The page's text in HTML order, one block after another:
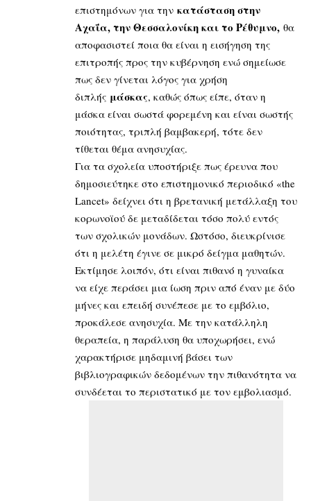
επιστημόνων για την κατάσταση στην
Αχαΐα, την Θεσσαλονίκη και το Ρέθυμνο, θα
αποφασιστεί ποια θα είναι η εισήγηση της
επιτροπής προς την κυβέρνηση ενώ σημείωσε
πως δεν γίνεται λόγος για χρήση
διπλής μάσκας, καθώς όπως είπε, όταν η
μάσκα είναι σωστά φορεμένη και είναι σωστής
ποιότητας, τριπλή βαμβακερή, τότε δεν
τίθεται θέμα ανησυχίας.
Για τα σχολεία υποστήριξε πως έρευνα που
δημοσιεύτηκε στο επιστημονικό περιοδικό «the
Lancet» δείχνει ότι η βρετανική μετάλλαξη του
κορωνοϊού δε μεταδίδεται τόσο πολύ εντός
των σχολικών μονάδων. Ωστόσο, διευκρίνισε
ότι η μελέτη έγινε σε μικρό δείγμα μαθητών.
Εκτίμησε λοιπόν, ότι είναι πιθανό η γυναίκα
να είχε περάσει μια ίωση πριν από έναν με δύο
μήνες και επειδή συνέπεσε με το εμβόλιο,
προκάλεσε ανησυχία. Με την κατάλληλη
θεραπεία, η παράλυση θα υποχωρήσει, ενώ
χαρακτήρισε μηδαμινή βάσει των
βιβλιογραφικών δεδομένων την πιθανότητα να
συνδέεται το περιστατικό με τον εμβολιασμό.